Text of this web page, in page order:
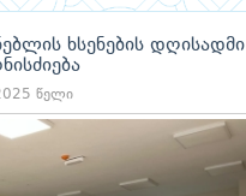
ხსენების დღისადმი
წელი